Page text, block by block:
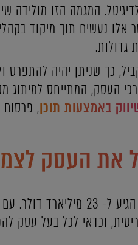
המגמה הזו מולידה
נעשים תוך מיקוד
גדולות.
כך שניתן יהיה להתפרס
באמצעות תוכן, פרסום
עד סוף שנת 2020, ההוצאות על
וכדאי לכל בעל עסק